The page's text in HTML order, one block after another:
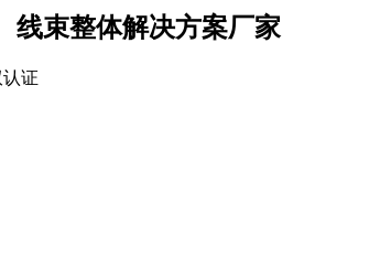
线束整体解决方案厂家
证